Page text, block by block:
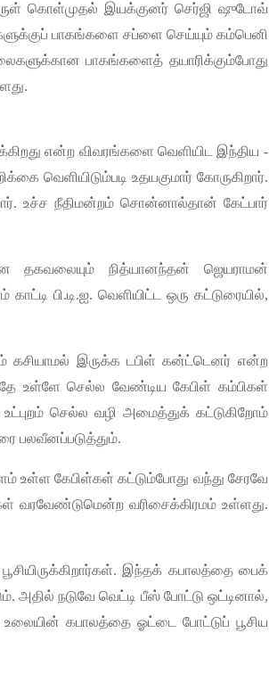
கொள்முதல் இயக்குனர் செர்ஜி ஷுடோவ்
பாகங்களை சப்ளை செய்யும் கம்பெனி
பாகங்களைத் தயாரிக்கும்போது
.
என்ற விவரங்களை வெளியிட இந்திய -
வெளியிடும்படி உதயகுமார் கோருகிறார்.
. உச்ச நீதிமன்றம் சொன்னால்தான் கேட்பார்
தகவலையும் நித்யானந்தன்
ஜெயராமன்
காட்டி பி.டி.ஐ.வெளியிட்ட ஒரு கட்டுரையில்,
கசியாமல் இருக்க டபிள் கன்ட்டெனர் என்ற
உள்ளே செல்ல வேண்டிய கேபிள் கம்பிகள்
உட்புறம் செல்ல வழி அமைத்துக் கட்டுகிறோம்
பலவீனப்படுத்தும்.
உள்ள கேபிள்கள் கட்டும்போது வந்து சேரவே
வரவேண்டுமென்ற வரிசைக்கிரமம் உள்ளது.
பூசியிருக்கிறார்கள். இந்தக் கபாலத்தை பைக்
.அதில் நடுவே வெட்டி பீஸ் போட்டு ஒட்டினால்,
உலையின் கபாலத்தை ஓட்டை போட்டுப் பூசிய